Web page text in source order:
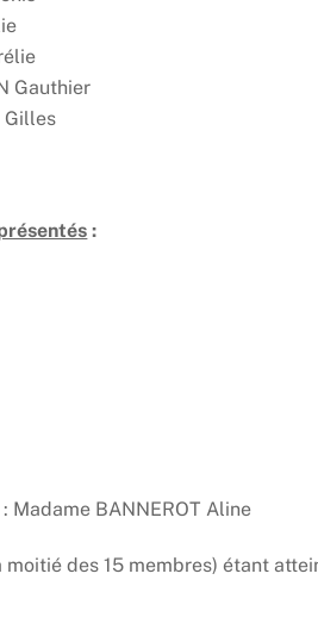
Gauthier
Gilles
:
Madame BANNEROT Aline
moitié des 15 membres) étant